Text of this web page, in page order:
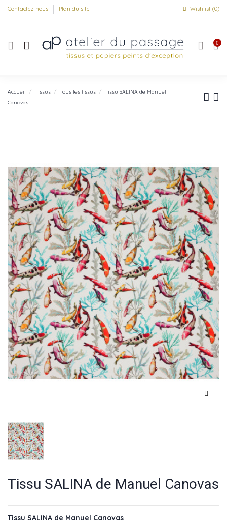
Contactez-nous Plan du site Wishlist (0)
0
Accueil Tissus Tous les tissus
Tissu SALINA de Manuel
Canovas
Tissu SALINA de Manuel Canovas
Tissu SALINA de Manuel Canovas